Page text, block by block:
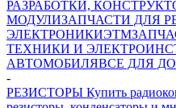
РАЗРАБОТКИ,
МОДУЛИЗАПЧАСТИ ДЛЯ
ЭЛЕКТРОНИКИЭТМ
ТЕХНИКИ И
АВТОМОБИЛЯВСЕ ДЛЯ
-
РЕЗИСТОРЫ Купить